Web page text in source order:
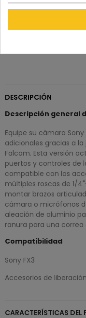
DESCRIPCIÓN
Descripción general
Equipe su cámara
adicionales gracias a
Falcam. Esta versión
puertos y controles de
compatible con los
múltiples roscas de 1/
montar brazos
cámara o micrófonos
aleación de aluminio
ranura para una
Compatibilidad
Sony FX3
Accesorios de
CARACTERÍSTICAS DEL